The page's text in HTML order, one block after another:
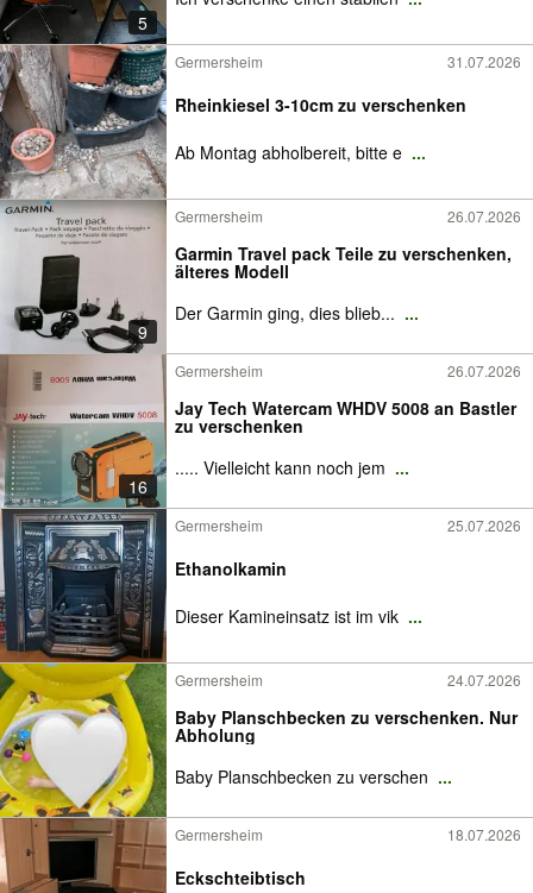
5
Germersheim 31.07.2026
Rheinkiesel 3-10cm zu verschenken
Ab Montag abholbereit, bitte e ...
9
Germersheim 26.07.2026
Garmin Travel pack Teile zu verschenken,
älteres Modell
Der Garmin ging, dies blieb... ...
16
Germersheim 26.07.2026
Jay Tech Watercam WHDV 5008 an Bastler
zu verschenken
..... Vielleicht kann noch jem ...
Germersheim 25.07.2026
Ethanolkamin
Dieser Kamineinsatz ist im vik ...
Germersheim 24.07.2026
Baby Planschbecken zu verschenken. Nur
Abholung
Baby Planschbecken zu verschen ...
Germersheim 18.07.2026
Eckschteibtisch